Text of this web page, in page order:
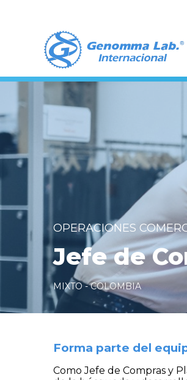
OPERACIONES
Jefe de
MIXTO - COLOMBIA
Forma parte del
Como Jefe de Compras y